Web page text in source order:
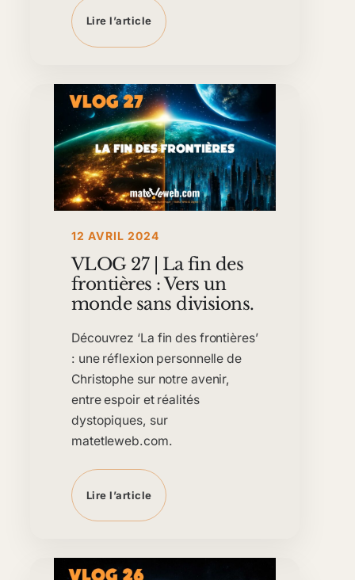
Lire l’article
12 AVRIL 2024
VLOG 27 | La fin des
frontières : Vers un
monde sans divisions.
Découvrez ‘La fin des frontières’
: une réflexion personnelle de
Christophe sur notre avenir,
entre espoir et réalités
dystopiques, sur
matetleweb.com.
Lire l’article